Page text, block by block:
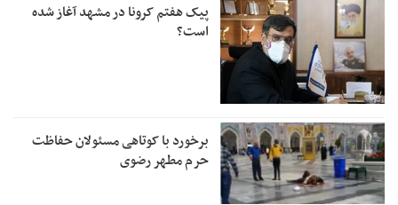
پیک هفتم کرونا در مشهد آغاز شده
است؟
برخورد با کوتاهی مسئولان حفاظت
حرم مطهر رضوی